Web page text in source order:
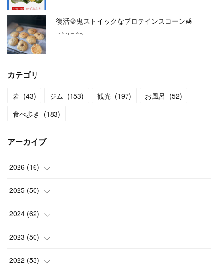
復活🍪鬼ストイックなプロテインスコーン🍯
2026.04.29 06:19
カテゴリ
岩 (43) ジム (153) 観光 (197) お風呂 (52)
食べ歩き (183)
アーカイブ
2026 (16)
(2)
(2)
(3)
(3)
2025 (50)
(3)
(4)
(4)
2024 (62)
(6)
(5)
2023 (50)
(7)
2022 (53)